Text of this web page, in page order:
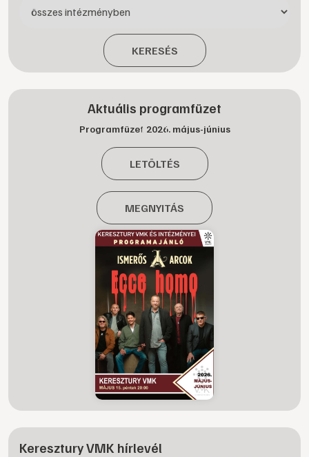
KERESÉS
Aktuális programfüzet
Programfüzet 2026. május-június
LETÖLTÉS
MEGNYITÁS
Keresztury VMK hírlevél